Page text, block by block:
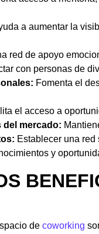
a aumentar la
red de apoyo
con personas de
Fomenta el
el acceso a
mercado:
Establecer una
y
de coworking